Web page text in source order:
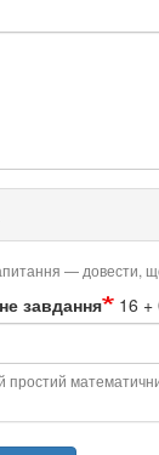
— довести,
завдання 16 +
простий